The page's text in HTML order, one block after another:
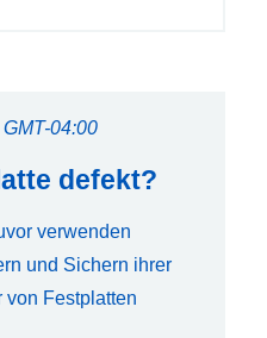
04:00
defekt?
verwenden
und Sichern ihrer
von Festplatten